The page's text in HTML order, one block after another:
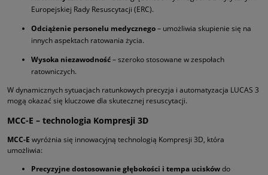
Europejskiej Rady Resuscytacji (ERC).
Odciążenie personelu medycznego– umożliwia skupienie się na
innych aspektach ratowania życia.
Wysoka niezawodność– szeroko stosowane w zespołach
ratowniczych.
W dynamicznych sytuacjach ratunkowych precyzja i automatyzacja LUCAS 3
mogą okazać się kluczowe dla skutecznej resuscytacji.
MCC-E – technologia Kompresji 3D
MCC-E wyróżnia się innowacyjną technologią Kompresji 3D, która
umożliwia:
Precyzyjne dostosowanie głębokości i tempa uciskówdo